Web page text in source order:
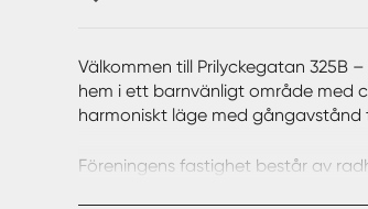
Välkommen till Prilyckegatan 325B
hem i ett barnvänligt område med
harmoniskt läge med
Föreningens fastighet består av
mysigt och inbjudande, här finns